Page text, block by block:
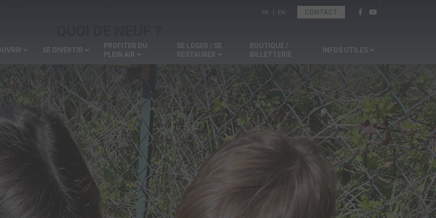
Sélectionnez votre langue
FR EN CONTACT
SE DIVERTIR
PROFITER DU
PLEIN AIR
SE LOGER / SE
RESTAURER
BOUTIQUE /
BILLETTERIE
INFOS UTILES